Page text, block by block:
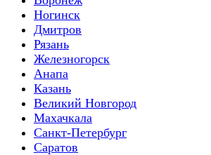
Ногинск
Дмитров
Рязань
Железногорск
Анапа
Казань
Великий Новгород
Махачкала
Санкт-Петербург
Саратов